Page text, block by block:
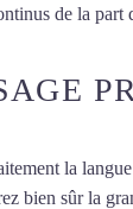
de la part
la
bien sûr la